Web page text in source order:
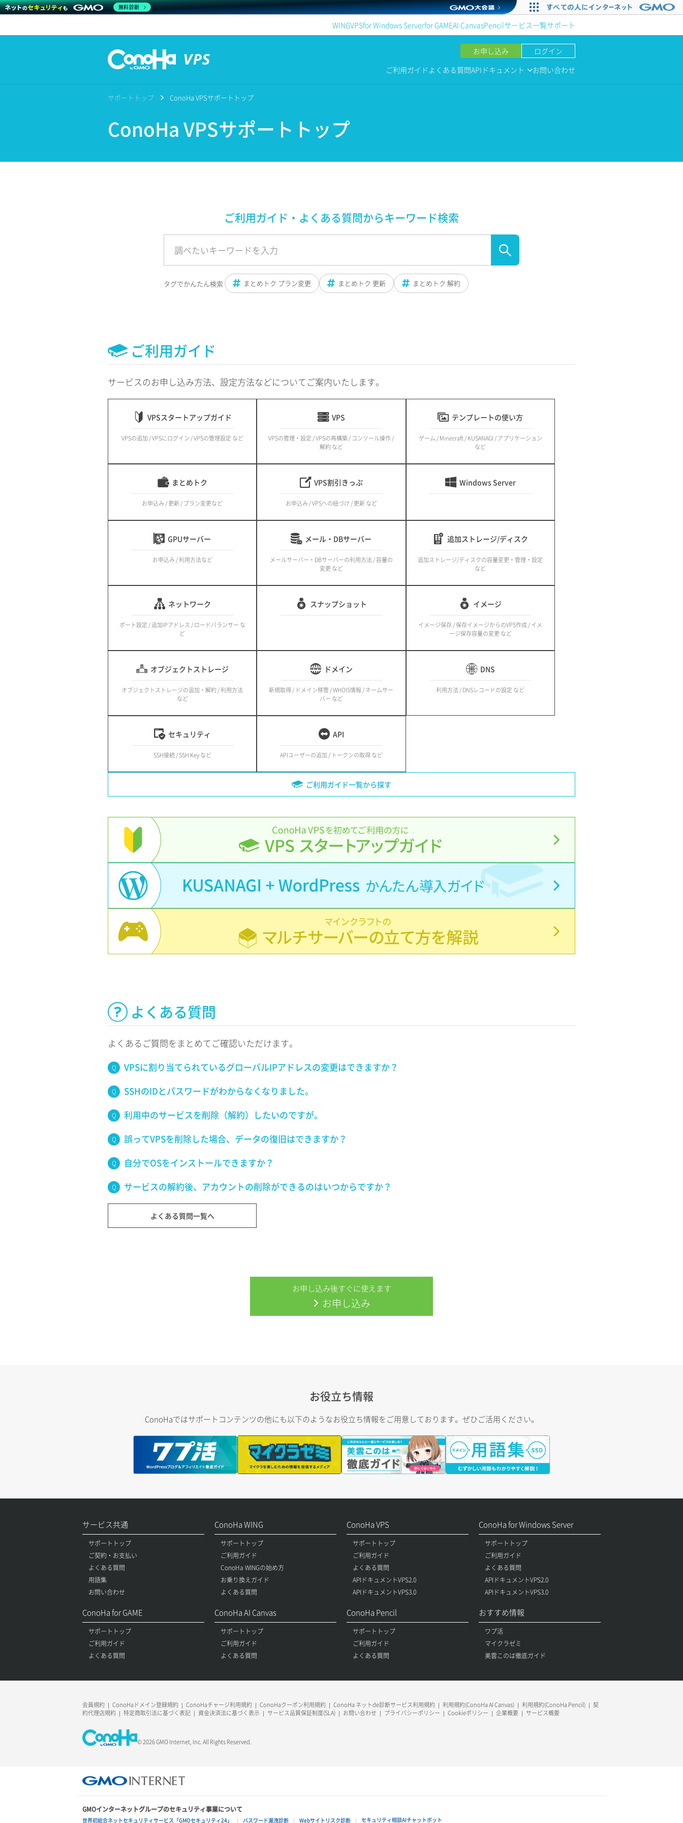
WINGVPSfor Windows Serverfor GAMEAI CanvasPencilサービス一覧サポート
お申し込み
ログイン
ご利用ガイド よくある質問APIドキュメント お問い合わせ
サポートトップ ConoHa VPSサポートトップ
ConoHa VPSサポートトップ
ご利用ガイド・よくある質問からキーワード検索
タグでかんたん検索 まとめトク プラン変更 まとめトク 更新 まとめトク 解約
ご利用ガイド
サービスのお申し込み方法、設定方法などについてご案内いたします。
VPSスタートアップガイド
VPSの追加 / VPSにログイン / VPSの管理設定 など
VPS
VPSの管理・設定 / VPSの再構築 / コンソール操作 /
解約 など
テンプレートの使い方
ゲーム / Minecraft / KUSANAGI / アプリケーション
など
まとめトク
お申込み / 更新 / プラン変更など
VPS割引きっぷ
お申込み / VPSへの紐づけ / 更新 など
Windows Server
GPUサーバー
お申込み / 利用方法など
メール・DBサーバー
メールサーバー・DBサーバーの利用方法 / 容量の
変更 など
追加ストレージ/ディスク
追加ストレージ/ディスクの容量変更・管理・設定
など
ネットワーク
ポート設定 / 追加IPアドレス / ロードバランサー な
ど
スナップショット イメージ
イメージ保存 / 保存イメージからのVPS作成 / イメ
ージ保存容量の変更 など
オブジェクトストレージ
オブジェクトストレージの追加・解約 / 利用方法
など
ドメイン
新規取得 / ドメイン移管 / WHOIS情報 / ネームサー
バー など
DNS
利用方法 / DNSレコードの設定 など
セキュリティ
SSH接続 / SSH Key など
API
APIユーザーの追加 / トークンの取得 など
ご利用ガイド一覧から探す
よくある質問
よくあるご質問をまとめてご確認いただけます。
VPSに割り当てられているグローバルIPアドレスの変更はできますか？
SSHのIDとパスワードがわからなくなりました。
利用中のサービスを削除（解約）したいのですが。
誤ってVPSを削除した場合、データの復旧はできますか？
自分でOSをインストールできますか？
サービスの解約後、アカウントの削除ができるのはいつからですか？
よくある質問一覧へ
お申し込み後すぐに使えます
お申し込み
お役立ち情報
ConoHaではサポートコンテンツの他にも以下のようなお役立ち情報をご用意しております。ぜひご活用ください。
サービス共通
サポートトップ
ご契約・お支払い
よくある質問
用語集
お問い合わせ
ConoHa WING
サポートトップ
ご利用ガイド
ConoHa WINGの始め方
お乗り換えガイド
よくある質問
ConoHa VPS
サポートトップ
ご利用ガイド
よくある質問
APIドキュメントVPS2.0
APIドキュメントVPS3.0
ConoHa for Windows Server
サポートトップ
ご利用ガイド
よくある質問
APIドキュメントVPS2.0
APIドキュメントVPS3.0
ConoHa for GAME
サポートトップ
ご利用ガイド
よくある質問
ConoHa AI Canvas
サポートトップ
ご利用ガイド
よくある質問
ConoHa Pencil
サポートトップ
ご利用ガイド
よくある質問
おすすめ情報
ワプ活
マイクラゼミ
美雲このは徹底ガイド
会員規約 ConoHaドメイン登録規約 ConoHaチャージ利用規約 ConoHaクーポン利用規約 ConoHa ネットde診断サービス利用規約 利用規約(ConoHa AI Canvas) 利用規約(ConoHa Pencil)
契
約代理店規約
特定商取引法に基づく表記 資金決済法に基づく表示 サービス品質保証制度(SLA) お問い合わせ プライバシーポリシー Cookieポリシー 企業概要 サービス概要
© 2026 GMO Internet, Inc. All Rights Reserved.
GMOインターネットグループのセキュリティ事業について
世界初総合ネットセキュリティサービス「GMOセキュリティ24」 パスワード漏洩診断 Webサイトリスク診断 セキュリティ相談AIチャットボット
無料診断